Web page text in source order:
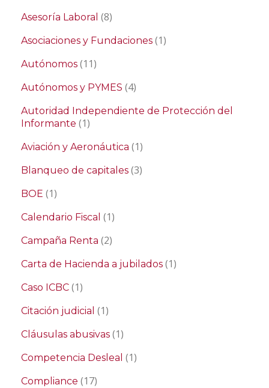
Asesoría Laboral (8)
Asociaciones y Fundaciones (1)
Autónomos (11)
Autónomos y PYMES (4)
Autoridad Independiente de Protección del
Informante (1)
Aviación y Aeronáutica (1)
Blanqueo de capitales (3)
BOE (1)
Calendario Fiscal (1)
Campaña Renta (2)
Carta de Hacienda a jubilados (1)
Caso ICBC (1)
Citación judicial (1)
Cláusulas abusivas (1)
Competencia Desleal (1)
Compliance (17)